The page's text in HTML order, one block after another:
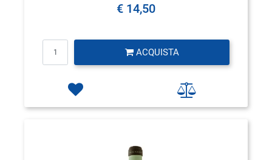
€ 14,50
ACQUISTA